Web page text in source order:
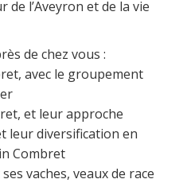
l’Aveyron et de la vie
de chez vous :
avec le groupement
et leur approche
leur diversification en
Combret
vaches, veaux de race